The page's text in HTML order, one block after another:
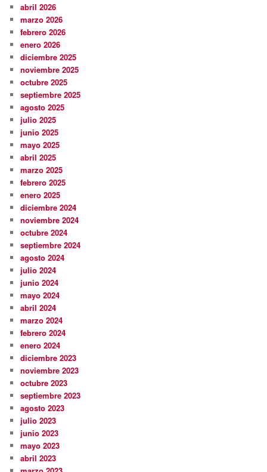
abril 2026
marzo 2026
febrero 2026
enero 2026
diciembre 2025
noviembre 2025
octubre 2025
septiembre 2025
agosto 2025
julio 2025
junio 2025
mayo 2025
abril 2025
marzo 2025
febrero 2025
enero 2025
diciembre 2024
noviembre 2024
octubre 2024
septiembre 2024
agosto 2024
julio 2024
junio 2024
mayo 2024
abril 2024
marzo 2024
febrero 2024
enero 2024
diciembre 2023
noviembre 2023
octubre 2023
septiembre 2023
agosto 2023
julio 2023
junio 2023
mayo 2023
abril 2023